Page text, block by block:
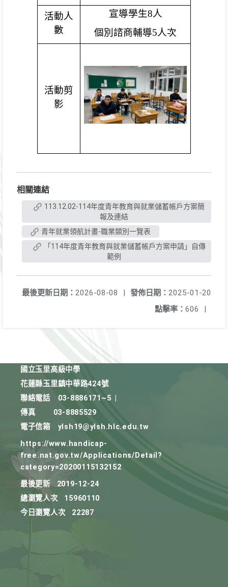
活動人
數
宣導學生8人
個別諮商輔導5人次
活動剪
影
相關連結
報及連結
青年就業領航計畫-職業類別一覽表
範例
發佈日期： 2025-01-20
最後更新日期： 2026-08-08
|
點擊率： 606 |
國立玉里高級中學
花蓮縣玉里鎮中華路424號
聯絡電話
03-8886171~5
傳真
03-8885529
電子信箱
ylsh19@ylsh.hlc.edu.tw
https://www.handicap-
free.nat.gov.tw/Applications/Detail?
category=20200115132152
最後更新
2019-12-24
總瀏覽人次
15960110
今日瀏覽人次
22287